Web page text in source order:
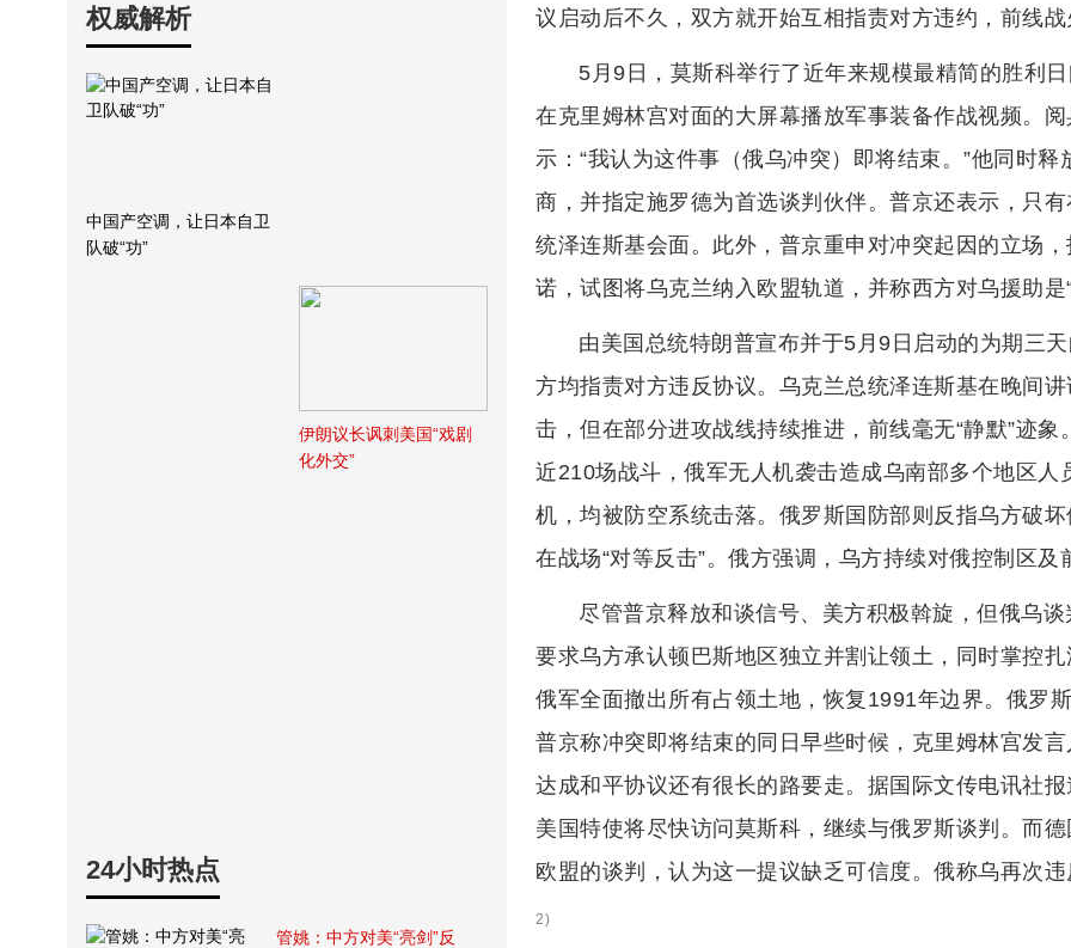
权威解析
中国产空调，让日本自卫
队破“功”
伊朗议长讽刺美国“戏剧
化外交”
24小时热点
管姚：中方对美“亮剑”反
议启动后不久，双方就开始互相指责对方违约，前线战
5月9日，莫斯科举行了近年来规模最精简的胜利
在克里姆林宫对面的大屏幕播放军事装备作战视频。
示：“我认为这件事（俄乌冲突）即将结束。”他同时
商，并指定施罗德为首选谈判伙伴。普京还表示，只
统泽连斯基会面。此外，普京重申对冲突起因的立场
诺，试图将乌克兰纳入欧盟轨道，并称西方对乌援助是“
由美国总统特朗普宣布并于5月9日启动的为期三
方均指责对方违反协议。乌克兰总统泽连斯基在晚间
击，但在部分进攻战线持续推进，前线毫无“静默”迹
近210场战斗，俄军无人机袭击造成乌南部多个地区
机，均被防空系统击落。俄罗斯国防部则反指乌方破
在战场“对等反击”。俄方强调，乌方持续对俄控制区及
尽管普京释放和谈信号、美方积极斡旋，但俄乌
要求乌方承认顿巴斯地区独立并割让领土，同时掌控
俄军全面撤出所有占领土地，恢复1991年边界。俄罗
普京称冲突即将结束的同日早些时候，克里姆林宫发
达成和平协议还有很长的路要走。据国际文传电讯社
美国特使将尽快访问莫斯科，继续与俄罗斯谈判。而
欧盟的谈判，认为这一提议缺乏可信度。俄称乌再次违
2)